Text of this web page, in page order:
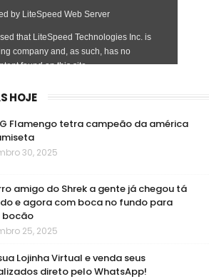
HOJE
Flamengo tetra campeão da américa
30, 2025
amigo do Shrek a gente já chegou tá
e agora com boca no fundo para
bocão
25, 2025
Lojinha Virtual e venda seus
direto pelo WhatsApp!